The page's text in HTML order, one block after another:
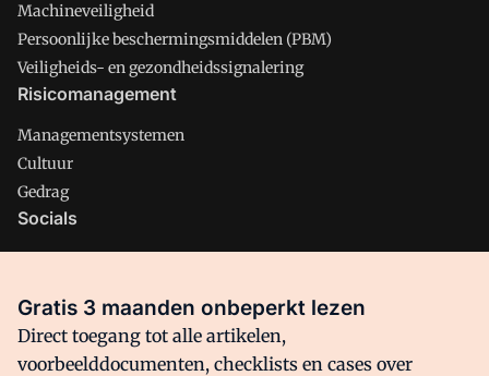
Machineveiligheid
Persoonlijke beschermingsmiddelen (PBM)
Veiligheids- en gezondheidssignalering
Risicomanagement
Managementsystemen
Cultuur
Gedrag
Socials
Facebook
Gratis 3 maanden onbeperkt lezen
Direct toegang tot alle artikelen,
voorbeelddocumenten, checklists en cases over